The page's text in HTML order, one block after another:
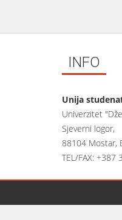
INFO
Unija
Univerzitet
Sjeverni logor,
88104 Mostar,
TEL/FAX: +387